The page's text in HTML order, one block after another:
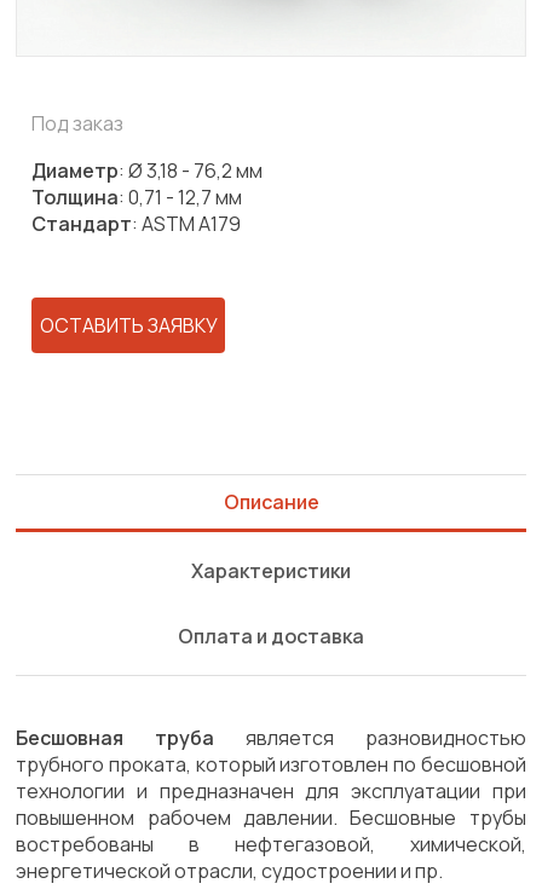
Под заказ
Диаметр: Ø 3,18 - 76,2 мм
Толщина: 0,71 - 12,7 мм
Стандарт: ASTM A179
ОСТАВИТЬ ЗАЯВКУ
Описание
Характеристики
Оплата и доставка
Бесшовная труба является разновидностью
трубного проката, который изготовлен по бесшовной
технологии и предназначен для эксплуатации при
повышенном рабочем давлении. Бесшовные трубы
востребованы в нефтегазовой, химической,
энергетической отрасли, судостроении и пр.